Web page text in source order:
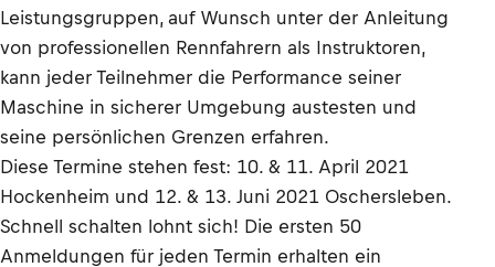
Leistungsgruppen, auf Wunsch unter der Anleitung
von professionellen Rennfahrern als Instruktoren,
kann jeder Teilnehmer die Performance seiner
Maschine in sicherer Umgebung austesten und
seine persönlichen Grenzen erfahren.
Diese Termine stehen fest: 10. & 11. April 2021
Hockenheim und 12. & 13. Juni 2021 Oschersleben.
Schnell schalten lohnt sich! Die ersten 50
Anmeldungen für jeden Termin erhalten ein